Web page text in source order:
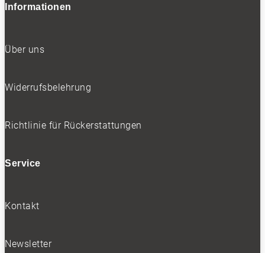
Informationen
Über uns
Widerrufsbelehrung
Richtlinie für Rückerstattungen
Service
Kontakt
Newsletter